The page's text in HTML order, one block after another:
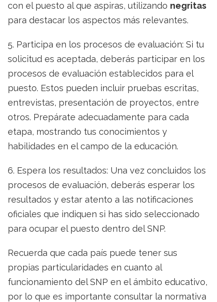
con el puesto al que aspiras, utilizando negritas
para destacar los aspectos más relevantes.
5. Participa en los procesos de evaluación: Si tu
solicitud es aceptada, deberás participar en los
procesos de evaluación establecidos para el
puesto. Estos pueden incluir pruebas escritas,
entrevistas, presentación de proyectos, entre
otros. Prepárate adecuadamente para cada
etapa, mostrando tus conocimientos y
habilidades en el campo de la educación.
6. Espera los resultados: Una vez concluidos los
procesos de evaluación, deberás esperar los
resultados y estar atento a las notificaciones
oficiales que indiquen si has sido seleccionado
para ocupar el puesto dentro del SNP.
Recuerda que cada país puede tener sus
propias particularidades en cuanto al
funcionamiento del SNP en el ámbito educativo,
por lo que es importante consultar la normativa